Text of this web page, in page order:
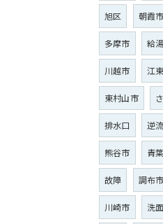
旭区 朝霞市
多摩市 給
川越市 江
東村山市
排水口 逆流
熊谷市 青
故障 調布市
川崎市 洗